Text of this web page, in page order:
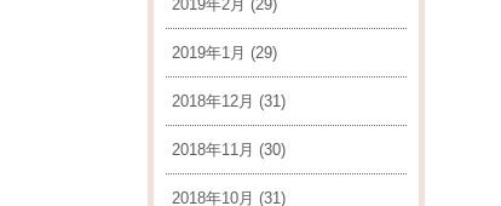
2019年2月 (29)
2019年1月 (29)
2018年12月 (31)
2018年11月 (30)
2018年10月 (31)